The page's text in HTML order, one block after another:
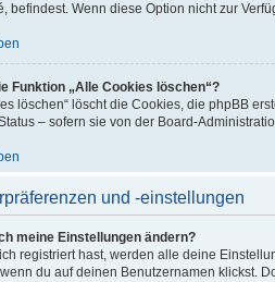
befindest. Wenn diese Option nicht zur
Funktion „Alle Cookies löschen“?
löschen“ löscht die Cookies, die phpBB
– sofern sie von der Board-
und -einstellungen
meine Einstellungen ändern?
registriert hast, werden alle deine
du auf deinen Benutzernamen klickst.